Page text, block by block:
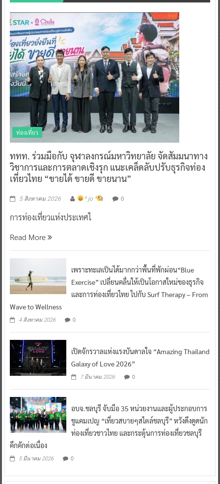
ท่องเที่ยว
ททท. ร่วมมือกับ จุฬาลงกรณ์มหาวิทยาลัย จัดสัมมนาทาง
วิชาการและการตลาดเชิงรุก แนะเคล็ดลับปรับธุรกิจท่อง
เที่ยวไทย “ขายได้ ขายดี ขายนาน”
5 สิงหาคม 2026 ^ jo ^ 0
การท่องเที่ยวแห่งประเทศไ
Read More
เพราะทะเลเป็นได้มากกว่าพื้นที่พักผ่อน“Blue
Exercise” เปลี่ยนคลื่นให้เป็นโอกาสใหม่ของธุรกิจ
และการท่องเที่ยวไทย ไปกับ Surf Therapy – From
Wave to Wellness
4 สิงหาคม 2026 0
เปิดจักรวาลแห่งแรงบันดาลใจ “Amazing Thailand
Galaxy of Love 2026”
7 มีนาคม 2026 0
อบจ.ชลบุรี จับมือ 35 หน่วยงานและผู้ประกอบการ
ชูแคมเปญ “เที่ยวสบายๆสไตล์ชลบุรี” หวังดึงดูดนัก
ท่องเที่ยวชาวไทย และกระตุ้นการท่องเที่ยวชลบุรี
คึกคักต่อเนื่อง
5 มีนาคม 2026 0